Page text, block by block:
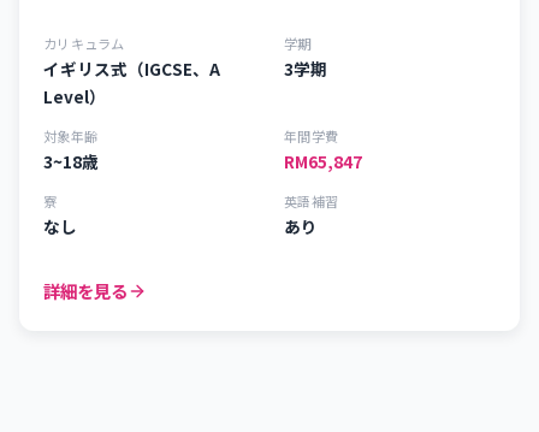
カリキュラム
イギリス式（IGCSE、A
Level）
学期
3学期
対象年齢
3~18歳
年間学費
RM65,847
寮
なし
英語補習
あり
詳細を見る